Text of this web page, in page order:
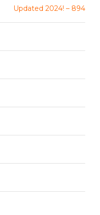
Updated 2024! – 894